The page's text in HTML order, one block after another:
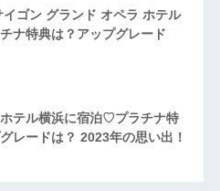
イゴン グランド オペラ ホテル
ナ特典は？アップグレード
テル横浜に宿泊♡プラチナ特
レードは？ 2023年の思い出！